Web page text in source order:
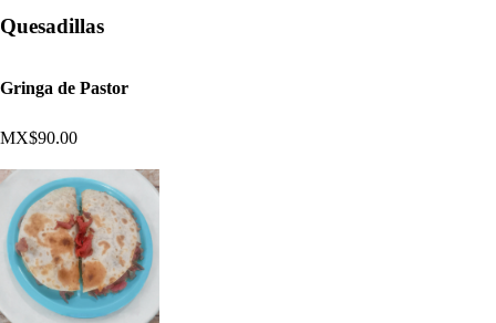
Quesadillas
Gringa de Pastor
MX$90.00